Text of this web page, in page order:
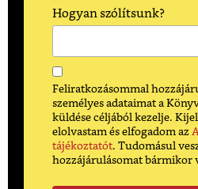
Hogyan szólítsunk?
Feliratkozásommal
személyes adataimat a
küldése céljából kezelje.
elolvastam és elfogadom az
tájékoztatót. Tudomásul
hozzájárulásomat bármikor